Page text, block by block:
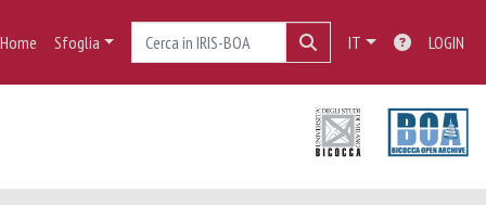
Home Sfoglia IT LOGIN